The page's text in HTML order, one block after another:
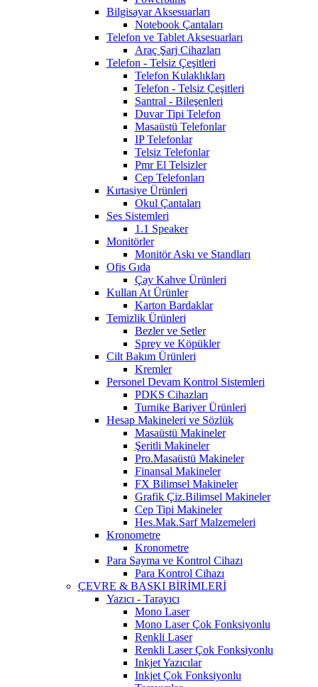
Bilgisayar Aksesuarları
Notebook Çantaları
Telefon ve Tablet Aksesuarları
Araç Şarj Cihazları
Telefon - Telsiz Çeşitleri
Telefon Kulaklıkları
Telefon - Telsiz Çeşitleri
Santral - Bileşenleri
Duvar Tipi Telefon
Masaüstü Telefonlar
IP Telefonlar
Telsiz Telefonlar
Pmr El Telsizler
Cep Telefonları
Kırtasiye Ürünleri
Okul Çantaları
Ses Sistemleri
1.1 Speaker
Monitörler
Monitör Askı ve Standları
Ofis Gıda
Çay Kahve Ürünleri
Kullan At Ürünler
Karton Bardaklar
Temizlik Ürünleri
Bezler ve Setler
Sprey ve Köpükler
Cilt Bakım Ürünleri
Kremler
Personel Devam Kontrol Sistemleri
PDKS Cihazları
Turnike Bariyer Ürünleri
Hesap Makineleri ve Sözlük
Masaüstü Makineler
Şeritli Makineler
Pro.Masaüstü Makineler
Finansal Makineler
FX Bilimsel Makineler
Grafik Çiz.Bilimsel Makineler
Cep Tipi Makineler
Hes.Mak.Sarf Malzemeleri
Kronometre
Kronometre
Para Sayma ve Kontrol Cihazı
Para Kontrol Cihazı
ÇEVRE & BASKI BİRİMLERİ
Yazıcı - Tarayıcı
Mono Laser
Mono Laser Çok Fonksiyonlu
Renkli Laser
Renkli Laser Çok Fonksiyonlu
Inkjet Yazıcılar
Inkjet Çok Fonksiyonlu